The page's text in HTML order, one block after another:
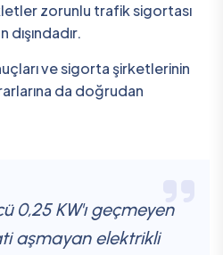
zorunlu trafik sigortası
ve sigorta şirketlerinin
da doğrudan
0,25 KW'ı geçmeyen
aşmayan elektrikli